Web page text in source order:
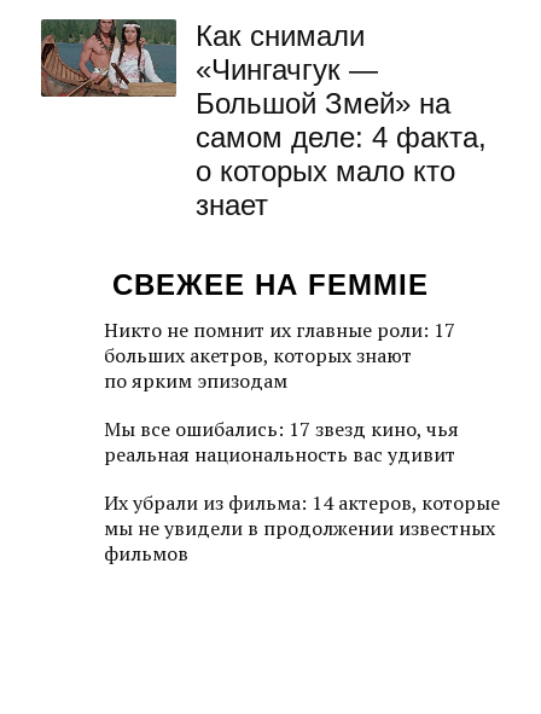
Как снимали
«Чингачгук —
Большой Змей» на
самом деле: 4 факта,
о которых мало кто
знает
СВЕЖЕЕ НА FEMMIE
Никто не помнит их главные роли: 17
больших акетров, которых знают
по ярким эпизодам
Мы все ошибались: 17 звезд кино, чья
реальная национальность вас удивит
Их убрали из фильма: 14 актеров, которые
мы не увидели в продолжении известных
фильмов